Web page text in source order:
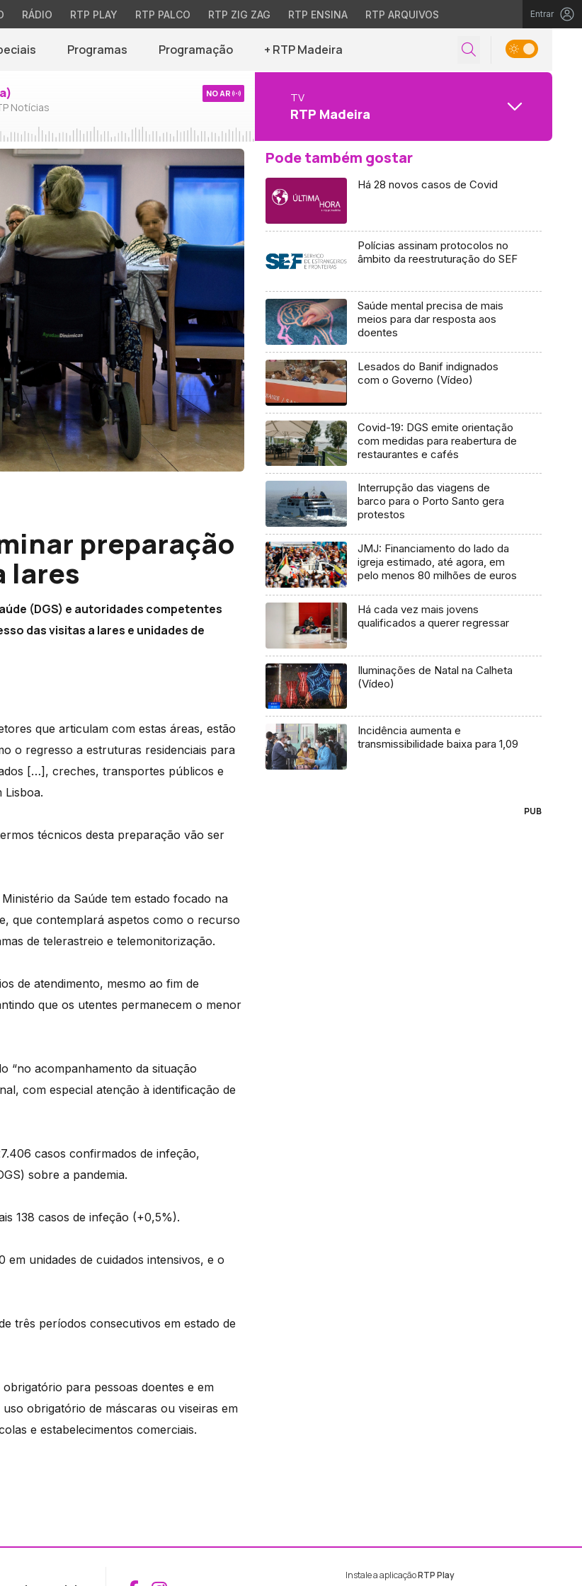
RÁDIO RTP PLAY RTP PALCO RTP ZIG ZAG RTP ENSINA RTP ARQUIVOS Entrar
Programas Programação + RTP Madeira
Notícias
NO AR TV
RTP Madeira
preparação
lares
(DGS) e autoridades competentes
das visitas a lares e unidades de
que articulam com estas áreas, estão
o regresso a estruturas residenciais para
[…], creches, transportes públicos e
Lisboa.
técnicos desta preparação vão ser
da Saúde tem estado focado na
que contemplará aspetos como o recurso
de telerastreio e telemonitorização.
de atendimento, mesmo ao fim de
que os utentes permanecem o menor
“no acompanhamento da situação
com especial atenção à identificação de
casos confirmados de infeção,
sobre a pandemia.
138 casos de infeção (+0,5%).
em unidades de cuidados intensivos, e o
três períodos consecutivos em estado de
para pessoas doentes e em
obrigatório de máscaras ou viseiras em
e estabelecimentos comerciais.
Pode também gostar
Há 28 novos casos de Covid
Polícias assinam protocolos no
âmbito da reestruturação do SEF
Saúde mental precisa de mais
meios para dar resposta aos
doentes
Lesados do Banif indignados
com o Governo (Vídeo)
Covid-19: DGS emite orientação
com medidas para reabertura de
restaurantes e cafés
Interrupção das viagens de
barco para o Porto Santo gera
protestos
JMJ: Financiamento do lado da
igreja estimado, até agora, em
pelo menos 80 milhões de euros
Há cada vez mais jovens
qualificados a querer regressar
Iluminações de Natal na Calheta
(Vídeo)
Incidência aumenta e
transmissibilidade baixa para 1,09
PUB
Instale a aplicaçãoRTP Play